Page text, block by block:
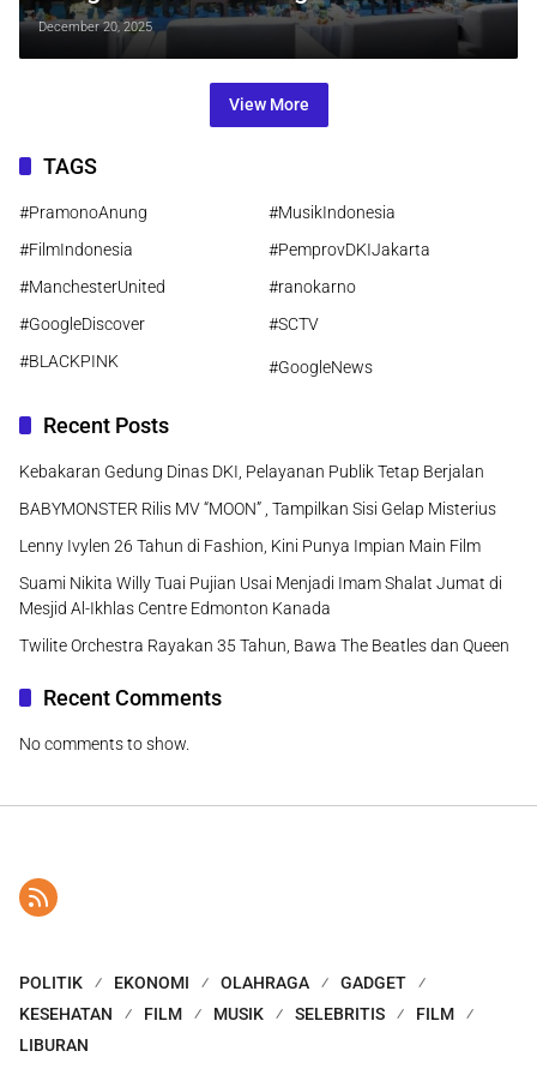
Pekerja di Pemalang
December 20, 2025
View More
TAGS
#PramonoAnung
#MusikIndonesia
#FilmIndonesia
#PemprovDKIJakarta
#ManchesterUnited
#ranokarno
#GoogleDiscover
#SCTV
#BLACKPINK
#GoogleNews
Recent Posts
Kebakaran Gedung Dinas DKI, Pelayanan Publik Tetap Berjalan
BABYMONSTER Rilis MV “MOON” , Tampilkan Sisi Gelap Misterius
Lenny Ivylen 26 Tahun di Fashion, Kini Punya Impian Main Film
Suami Nikita Willy Tuai Pujian Usai Menjadi Imam Shalat Jumat di
Mesjid Al-Ikhlas Centre Edmonton Kanada
Twilite Orchestra Rayakan 35 Tahun, Bawa The Beatles dan Queen
Recent Comments
No comments to show.
POLITIK EKONOMI OLAHRAGA
GADGET
KESEHATAN
FILM MUSIK SELEBRITIS
FILM
LIBURAN